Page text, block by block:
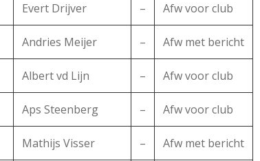
Evert Drijver – Afw voor club
Andries Meijer – Afw met bericht
Albert vd Lijn – Afw voor club
Aps Steenberg – Afw voor club
Mathijs Visser – Afw met bericht